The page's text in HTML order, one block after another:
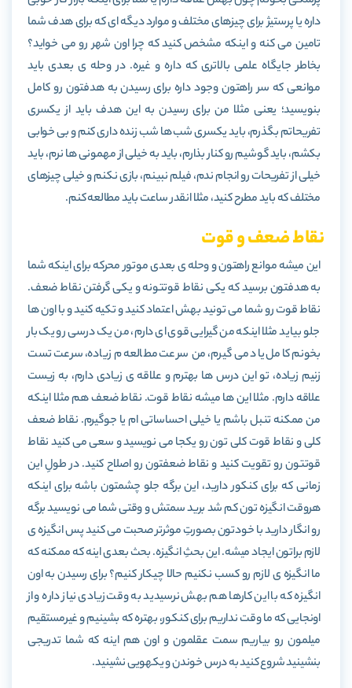
داره یا پرستیژ برای چیزهای مختلف و موارد دیگه ای که برای هدف شما
تامین می کنه و اینکه مشخص کنید که چرا اون شهر رو می خواید؟
بخاطر جایگاه علمی بالاتری که داره و غیره. در وحله ی بعدی باید
موانعی که سر راهتون وجود داره برای رسیدن به هدفتون رو کامل
بنویسید؛ یعنی مثلا من برای رسیدن به این هدف باید از یکسری
تفریحاتم بگذرم، باید یکسری شب ها شب زنده داری کنم و بی خوابی
بکشم، باید گوشیم رو کنار بذارم، باید به خیلی از مهمونی ها نرم، باید
خیلی از تفریحات رو انجام ندم، فیلم نبینم، بازی نکنم و خیلی چیزهای
مختلف که باید مطرح کنید، مثلا انقدر ساعت باید مطالعه کنم.
نقاط ضعف و قوت
این میشه موانع راهتون و وحله ی بعدی موتور محرکه برای اینکه شما
به هدفتون برسید که یکی نقاط قوتتونه و یکی گرفتن نقاط ضعف.
نقاط قوت رو شما می تونید بهش اعتماد کنید و تکیه کنید و با اون ها
جلو بیاید مثلا اینکه من گیرایی قوی ای دارم، من یک درسی رو یک بار
بخونم کامل یاد می گیرم، من سرعت مطالعه م زیاده، سرعت تست
زنیم زیاده، تو این درس ها بهترم و علاقه ی زیادی دارم، به زیست
علاقه دارم. مثلا این ها میشه نقاط قوت. نقاط ضعف هم مثلا اینکه
من ممکنه تنبل باشم یا خیلی احساساتی ام یا جوگیرم. نقاط ضعف
کلی و نقاط قوت کلی تون رو یکجا می نویسید و سعی می کنید نقاط
قوتتون رو تقویت کنید و نقاط ضعفتون رو اصلاح کنید. در طولِ این
زمانی که برای کنکور دارید، این برگه جلو چشمتون باشه برای اینکه
هروقت انگیزه تون کم شد برید سمتش و وقتی شما می نویسید برگه
رو انگار دارید با خودتون بصورتِ موثرتر صحبت می کنید پس انگیزه ی
لازم براتون ایجاد میشه. این بحثِ انگیزه. بحث بعدی اینه که ممکنه که
ما انگیزه ی لازم رو کسب نکنیم حالا چیکار کنیم؟ برای رسیدن به اون
انگیزه که با این کارها هم بهش نرسیدید به وقت زیادی نیاز داره و از
اونجایی که ما وقت نداریم برای کنکور، بهتره که بشینیم و غیرمستقیم
میلمون رو بیاریم سمت عقلمون و اون هم اینه که شما تدریجی
بنشینید شروع کنید به درس خوندن و یکهویی نشینید.